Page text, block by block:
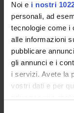
Noi e i nostri
personali, ad
tecnologie come i
alle informazioni
pubblicare
gli annunci e i
i servizi. Avete la
vostri dati e per
Olivia Guaraldo
Cecilia Pedrazza
SEDUTE E